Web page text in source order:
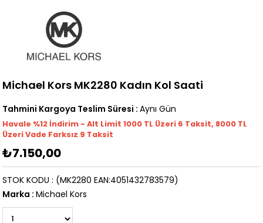
Michael Kors MK2280 Kadın Kol Saati
Tahmini Kargoya Teslim Süresi : Aynı Gün
Havale %12 İndirim - Alt Limit 1000 TL Üzeri 6 Taksit, 8000 TL
Üzeri Vade Farksız 9 Taksit
₺7.150,00
(MK2280 EAN:4051432783579)
STOK KODU
Marka : Michael Kors